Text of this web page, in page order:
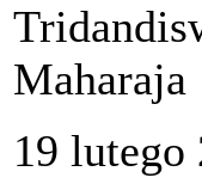
Maharaja
19